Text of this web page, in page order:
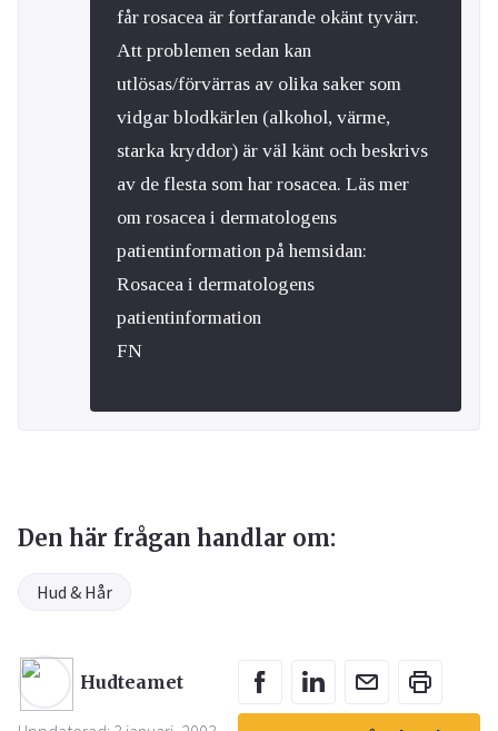
får rosacea är fortfarande okänt tyvärr.
Att problemen sedan kan
utlösas/förvärras av olika saker som
vidgar blodkärlen (alkohol, värme,
starka kryddor) är väl känt och beskrivs
av de flesta som har rosacea. Läs mer
om rosacea i dermatologens
patientinformation på hemsidan:
Rosacea i dermatologens
patientinformation
FN
Den här frågan handlar om:
Hud & Hår
Hudteamet